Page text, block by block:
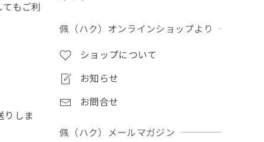
佩（ハク）オンラインショップより
ショップについて
お知らせ
お問合せ
佩（ハク）メールマガジン
もご利
りしま